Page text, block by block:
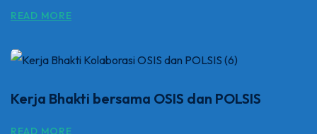
READ MORE
Kerja Bhakti bersama OSIS dan POLSIS
READ MORE